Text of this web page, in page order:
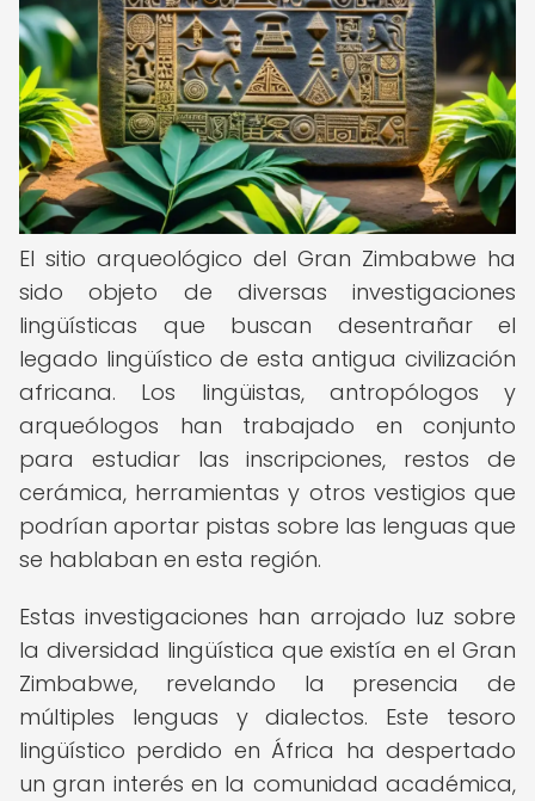
El sitio arqueológico del Gran Zimbabwe ha
sido objeto de diversas investigaciones
lingüísticas que buscan desentrañar el
legado lingüístico de esta antigua civilización
africana. Los lingüistas, antropólogos y
arqueólogos han trabajado en conjunto
para estudiar las inscripciones, restos de
cerámica, herramientas y otros vestigios que
podrían aportar pistas sobre las lenguas que
se hablaban en esta región.
Estas investigaciones han arrojado luz sobre
la diversidad lingüística que existía en el Gran
Zimbabwe, revelando la presencia de
múltiples lenguas y dialectos. Este tesoro
lingüístico perdido en África ha despertado
un gran interés en la comunidad académica,